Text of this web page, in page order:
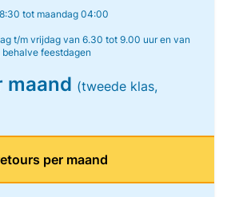
tot maandag 04:00
t/m vrijdag van 6.30 tot 9.00 uur en van
feestdagen
maand (tweede klas,
per maand